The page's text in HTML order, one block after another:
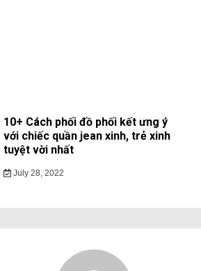
10+ Cách phối đồ phối kết ưng ý
với chiếc quần jean xinh, trẻ xinh
tuyệt vời nhất
July 28, 2022